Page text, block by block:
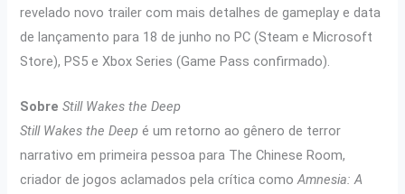
revelado novo trailer com mais detalhes de gameplay e data
de lançamento para 18 de junho no PC (Steam e Microsoft
Store), PS5 e Xbox Series (Game Pass confirmado).
Sobre Still Wakes the Deep
Still Wakes the Deep é um retorno ao gênero de terror
narrativo em primeira pessoa para The Chinese Room,
criador de jogos aclamados pela crítica comoAmnesia: A